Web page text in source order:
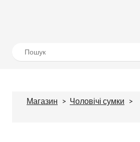
Магазин Чоловічі сумки